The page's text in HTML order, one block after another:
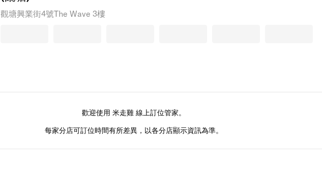
觀塘興業街4號The Wave 3樓
歡迎使用 米走雞 線上訂位管家。
每家分店可訂位時間有所差異，以各分店顯示資訊為準。